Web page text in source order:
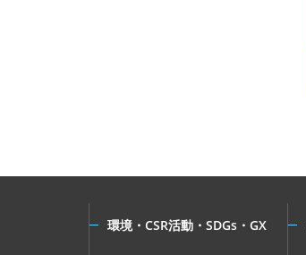
環境・CSR活動・SDGs・GX